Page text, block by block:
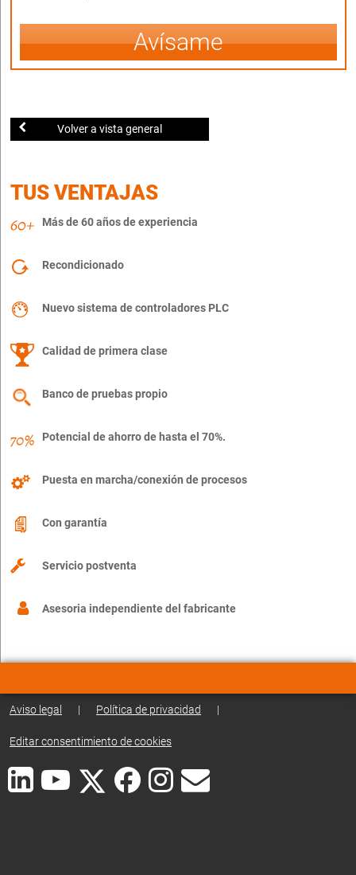
Avísame
Volver a vista general
TUS VENTAJAS
Más de 60 años de experiencia
Recondicionado
Nuevo sistema de controladores PLC
Calidad de primera clase
Banco de pruebas propio
Potencial de ahorro de hasta el 70%.
Puesta en marcha/conexión de procesos
Con garantía
Servicio postventa
Asesoria independiente del fabricante
Aviso legal | Política de privacidad |
Editar consentimiento de cookies